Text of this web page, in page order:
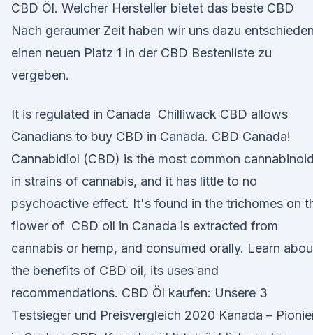
CBD Öl. Welcher Hersteller bietet das beste CBD
Nach geraumer Zeit haben wir uns dazu
einen neuen Platz 1 in der CBD Bestenliste zu
vergeben.
It is regulated in Canada Chilliwack CBD allows
Canadians to buy CBD in Canada. CBD Canada!
Cannabidiol (CBD) is the most common cannabinoid
in strains of cannabis, and it has little to no
psychoactive effect. It's found in the trichomes on
flower of CBD oil in Canada is extracted from
cannabis or hemp, and consumed orally. Learn
the benefits of CBD oil, its uses and
recommendations. CBD Öl kaufen: Unsere 3
Testsieger und Preisvergleich 2020 Kanada –